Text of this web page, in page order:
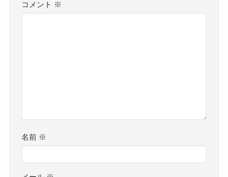
コメント ※
名前 ※